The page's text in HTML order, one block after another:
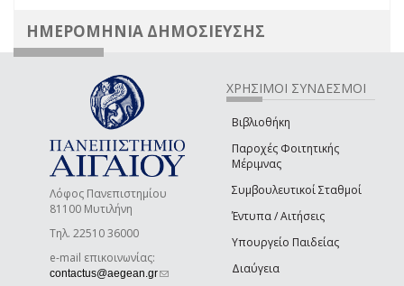
ΗΜΕΡΟΜΗΝΙΑ ΔΗΜΟΣΙΕΥΣΗΣ
Λόφος Πανεπιστημίου
81100 Μυτιλήνη
Τηλ. 22510 36000
e-mail επικοινωνίας:
contactus@aegean.gr(link sends e-mail)
ΧΡΗΣΙΜΟΙ ΣΥΝΔΕΣΜΟΙ
Βιβλιοθήκη
Παροχές Φοιτητικής
Μέριμνας
Συμβουλευτικοί Σταθμοί
Έντυπα / Αιτήσεις
Υπουργείο Παιδείας
Διαύγεια